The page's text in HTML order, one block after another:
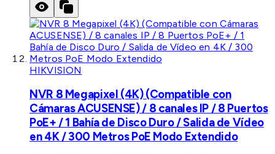
HIKVISION
NVR 8 Megapixel (4K) (Compatible con
Cámaras ACUSENSE) / 8 canales IP / 8 Puertos
PoE+ / 1 Bahía de Disco Duro / Salida de Vídeo
en 4K / 300 Metros PoE Modo Extendido